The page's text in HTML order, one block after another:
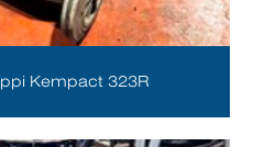
Kempact 323R